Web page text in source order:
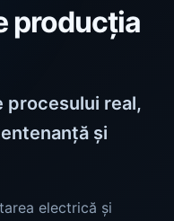
producția
procesului real,
și
electrică și